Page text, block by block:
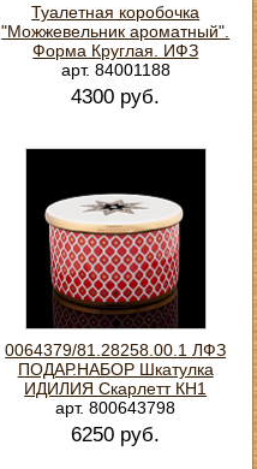
Туалетная коробочка
"Можжевельник ароматный".
Форма Круглая. ИФЗ
арт. 84001188
4300 руб.
0064379/81.28258.00.1 ЛФЗ
ПОДАР.НАБОР Шкатулка
ИДИЛИЯ Скарлетт КН1
арт. 800643798
6250 руб.